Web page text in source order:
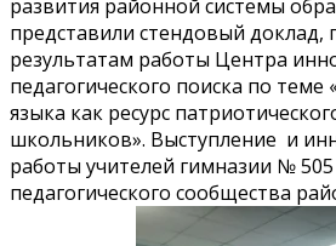
развития районной системы
представили стендовый
результатам работы Центра
педагогического поиска по теме
языка как ресурс
школьников». Выступление и
работы учителей гимназии №
педагогического сообщества